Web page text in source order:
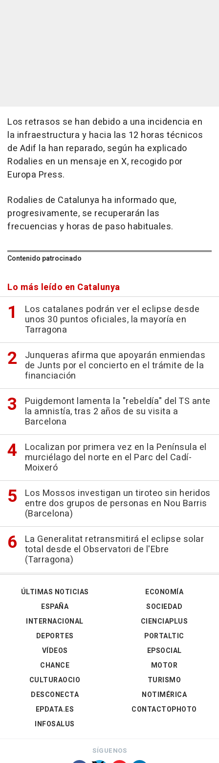
Los retrasos se han debido a una incidencia en
la infraestructura y hacia las 12 horas técnicos
de Adif la han reparado, según ha explicado
Rodalies en un mensaje en X, recogido por
Europa Press.
Rodalies de Catalunya ha informado que,
progresivamente, se recuperarán las
frecuencias y horas de paso habituales.
Contenido patrocinado
Lo más leído en Catalunya
Los catalanes podrán ver el eclipse desde
unos 30 puntos oficiales, la mayoría en
Tarragona
Junqueras afirma que apoyarán enmiendas
de Junts por el concierto en el trámite de la
financiación
Puigdemont lamenta la "rebeldía" del TS ante
la amnistía, tras 2 años de su visita a
Barcelona
Localizan por primera vez en la Península el
murciélago del norte en el Parc del Cadí-
Moixeró
Los Mossos investigan un tiroteo sin heridos
entre dos grupos de personas en Nou Barris
(Barcelona)
La Generalitat retransmitirá el eclipse solar
total desde el Observatori de l'Ebre
(Tarragona)
ÚLTIMAS NOTICIAS
ESPAÑA
INTERNACIONAL
DEPORTES
VÍDEOS
ECONOMÍA
SOCIEDAD
CIENCIAPLUS
PORTALTIC
EPSOCIAL
CHANCE
CULTURAOCIO
DESCONECTA
EPDATA.ES
INFOSALUS
MOTOR
TURISMO
NOTIMÉRICA
CONTACTOPHOTO
SÍGUENOS